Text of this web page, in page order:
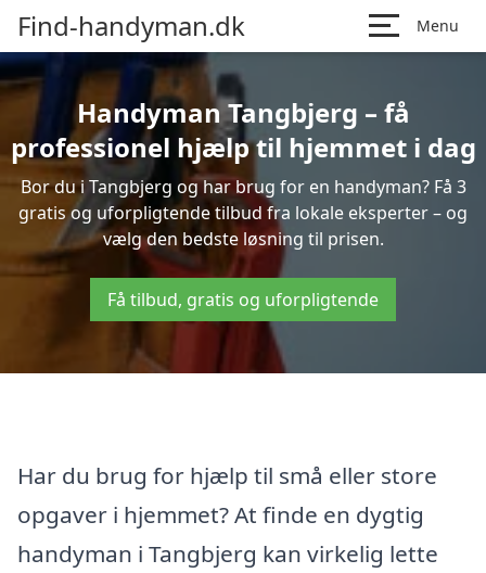
Find-handyman.dk Menu
Handyman Tangbjerg – få
professionel hjælp til hjemmet i dag
Bor du i Tangbjerg og har brug for en handyman? Få 3
gratis og uforpligtende tilbud fra lokale eksperter – og
vælg den bedste løsning til prisen.
Få tilbud, gratis og uforpligtende
Har du brug for hjælp til små eller store
opgaver i hjemmet? At finde en dygtig
handyman i Tangbjerg kan virkelig lette